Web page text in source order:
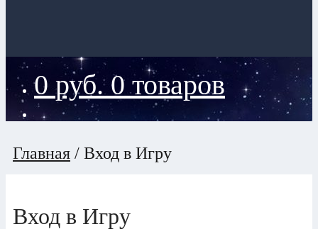
0 руб. 0 товаров
Главная / Вход в Игру
Вход в Игру